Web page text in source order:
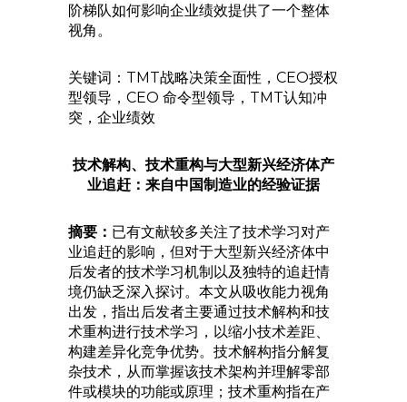
阶梯队如何影响企业绩效提供了一个整体
视角。
关键词：TMT战略决策全面性，CEO授权
型领导，CEO 命令型领导，TMT认知冲
突，企业绩效
技术解构、技术重构与大型新兴经济体产
业追赶：来自中国制造业的经验证据
摘要： 已有文献较多关注了技术学习对产
业追赶的影响，但对于大型新兴经济体中
后发者的技术学习机制以及独特的追赶情
境仍缺乏深入探讨。本文从吸收能力视角
出发，指出后发者主要通过技术解构和技
术重构进行技术学习，以缩小技术差距、
构建差异化竞争优势。技术解构指分解复
杂技术，从而掌握该技术架构并理解零部
件或模块的功能或原理；技术重构指在产